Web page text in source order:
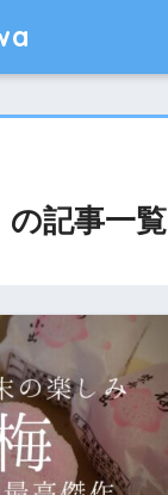
の記事一覧